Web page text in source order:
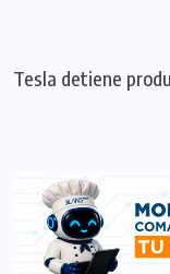
Tesla detiene